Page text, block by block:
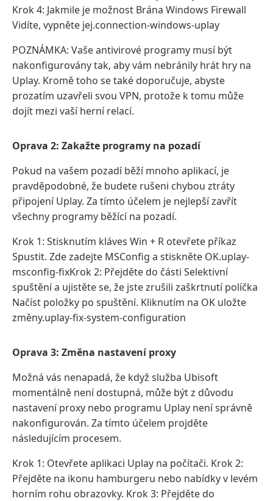
Krok 4: Jakmile je možnost Brána Windows Firewall
Vidíte, vypněte jej.connection-windows-uplay
POZNÁMKA: Vaše antivirové programy musí být
nakonfigurovány tak, aby vám nebránily hrát hry na
Uplay. Kromě toho se také doporučuje, abyste
prozatím uzavřeli svou VPN, protože k tomu může
dojít mezi vaší herní relací.
Oprava 2: Zakažte programy na pozadí
Pokud na vašem pozadí běží mnoho aplikací, je
pravděpodobné, že budete rušeni chybou ztráty
připojení Uplay. Za tímto účelem je nejlepší zavřít
všechny programy běžící na pozadí.
Krok 1: Stisknutím kláves Win + R otevřete příkaz
Spustit. Zde zadejte MSConfig a stiskněte OK.uplay-
msconfig-fixKrok 2: Přejděte do části Selektivní
spuštění a ujistěte se, že jste zrušili zaškrtnutí políčka
Načíst položky po spuštění. Kliknutím na OK uložte
změny.uplay-fix-system-configuration
Oprava 3: Změna nastavení proxy
Možná vás nenapadá, že když služba Ubisoft
momentálně není dostupná, může být z důvodu
nastavení proxy nebo programu Uplay není správně
nakonfigurován. Za tímto účelem projděte
následujícím procesem.
Krok 1: Otevřete aplikaci Uplay na počítači. Krok 2:
Přejděte na ikonu hamburgeru nebo nabídky v levém
horním rohu obrazovky. Krok 3: Přejděte do